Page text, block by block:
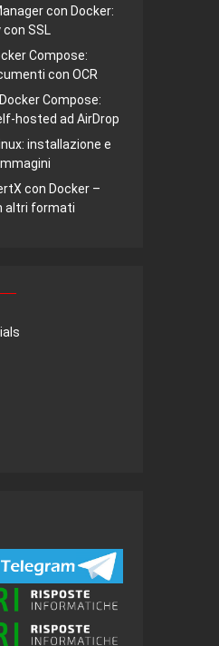
con Docker:
SSL
Compose:
con OCR
Compose:
hosted ad AirDrop
installazione e
con Docker –
altri formati